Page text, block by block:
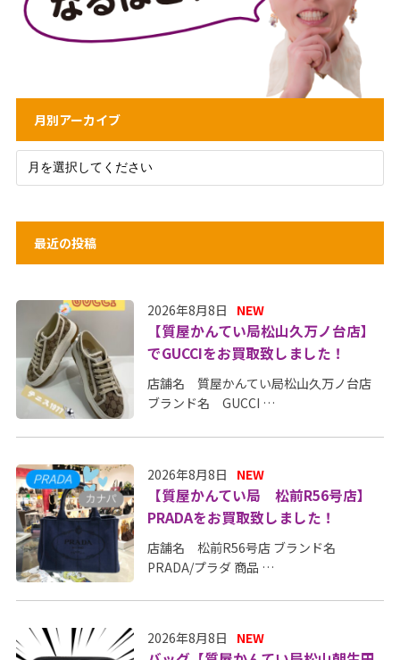
月別アーカイブ
最近の投稿
2026年8月8日 NEW
【質屋かんてい局松山久万ノ台店】
でGUCCIをお買取致しました！
店舗名 質屋かんてい局松山久万ノ台店
ブランド名 GUCCI …
2026年8月8日 NEW
【質屋かんてい局 松前R56号店】
PRADAをお買取致しました！
店舗名 松前R56号店 ブランド名
PRADA/プラダ 商品 …
2026年8月8日 NEW